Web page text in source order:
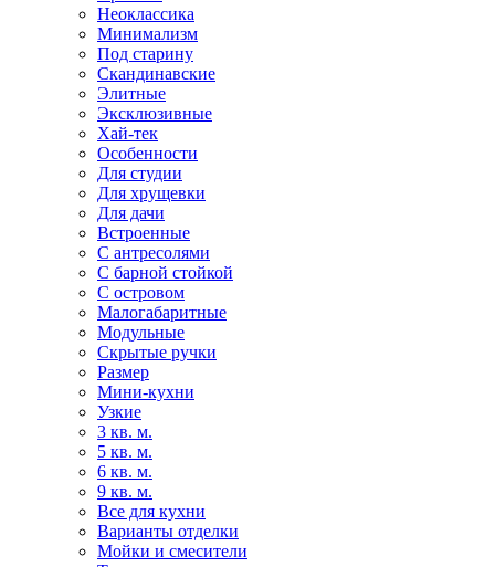
Неоклассика
Минимализм
Под старину
Скандинавские
Элитные
Эксклюзивные
Хай-тек
Особенности
Для студии
Для хрущевки
Для дачи
Встроенные
С антресолями
С барной стойкой
С островом
Малогабаритные
Модульные
Скрытые ручки
Размер
Мини-кухни
Узкие
3 кв. м.
5 кв. м.
6 кв. м.
9 кв. м.
Все для кухни
Варианты отделки
Мойки и смесители